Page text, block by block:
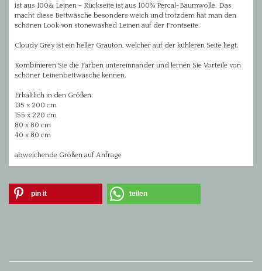
ist aus 100& Leinen - Rückseite ist aus 100% Percal-Baumwolle. Das
macht diese Bettwäsche besonders weich und trotzdem hat man den
schönen Look von stonewashed Leinen auf der Frontseite.
Cloudy Grey ist ein heller Grauton, welcher auf der kühleren Seite liegt.
Kombinieren Sie die Farben untereinnander und lernen Sie Vorteile von
schöner Leinenbettwäsche kennen.
Erhältlich in den Größen:
135 x 200 cm
155 x 220 cm
80 x 80 cm
40 x 80 cm
abweichende Größen auf Anfrage
pin it teilen